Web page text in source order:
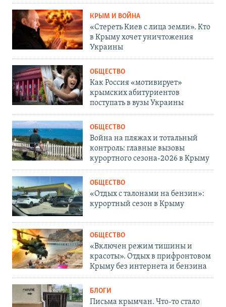
КРЫМ И ВОЙНА
«Стереть Киев с лица земли». Кто
в Крыму хочет уничтожения
Украины
ОБЩЕСТВО
Как Россия «мотивирует»
крымских абитуриентов
поступать в вузы Украины
ОБЩЕСТВО
Война на пляжах и тотальный
контроль: главные вызовы
курортного сезона-2026 в Крыму
ОБЩЕСТВО
«Отдых с талонами на бензин»:
курортный сезон в Крыму
ОБЩЕСТВО
«Включен режим тишины и
красоты». Отдых в прифронтовом
Крыму без интернета и бензина
БЛОГИ
Письма крымчан. Что-то стало